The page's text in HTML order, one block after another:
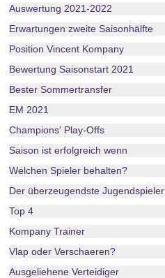
Auswertung 2021-2022
Erwartungen zweite Saisonhälfte
Position Vincent Kompany
Bewertung Saisonstart 2021
Bester Sommertransfer
EM 2021
Champions' Play-Offs
Saison ist erfolgreich wenn
Welchen Spieler behalten?
Der überzeugendste Jugendspieler
Top 4
Kompany Trainer
Vlap oder Verschaeren?
Ausgeliehene Verteidiger